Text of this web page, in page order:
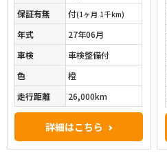
保証有無
付(1ヶ月 1千km)
年式
27年06月
車検
車検整備付
色
橙
走行距離
26,000km
詳細はこちら